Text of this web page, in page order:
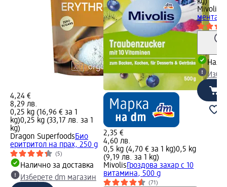
4,24 €
8,29 лв.
0,25 kg (16,96 € за 1
kg)0,25 kg (33,17 лв. за 1
kg)
Dragon SuperfoodsБио
еритритол на прах, 250 g
(5)
Налично за доставка
Изберете dm магазин
2,35 €
4,60 лв.
0,5 kg (4,70 € за 1 kg)0,5 kg
(9,19 лв. за 1 kg)
Mivolis Гроздова захар с 10
витамина, 500 g
(71)
Mivolis
мента,